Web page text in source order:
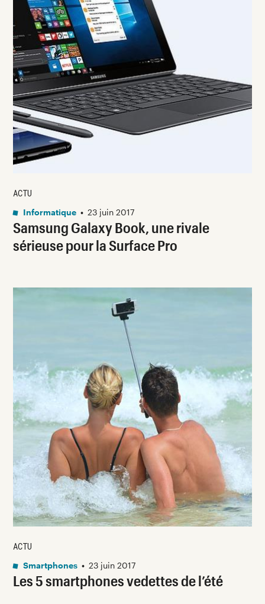
Samsung Galaxy Book, une rivale
sérieuse pour la Surface Pro
ACTU
Informatique • 23 juin 2017
Les 5 smartphones vedettes de l’été
ACTU
Smartphones • 23 juin 2017